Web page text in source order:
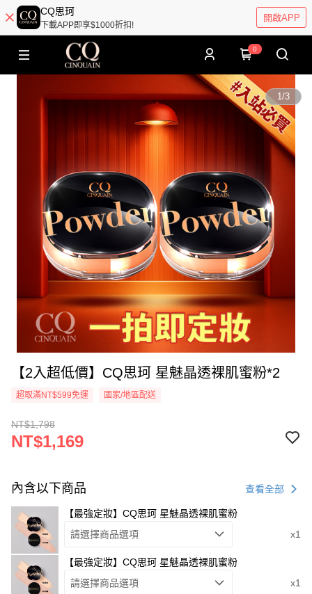
CQ思珂
下載APP即享$1000折扣!
開啟APP
0
1/3
【2入超低價】CQ思珂 星魅晶透裸肌蜜粉*2
超取滿NT$599免運 國家/地區配送
NT$1,798
NT$1,169
內含以下商品 查看全部
【最強定妝】CQ思珂 星魅晶透裸肌蜜粉
請選擇商品選項
x1
【最強定妝】CQ思珂 星魅晶透裸肌蜜粉
請選擇商品選項
x1